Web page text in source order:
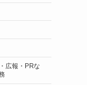
広報・PRな